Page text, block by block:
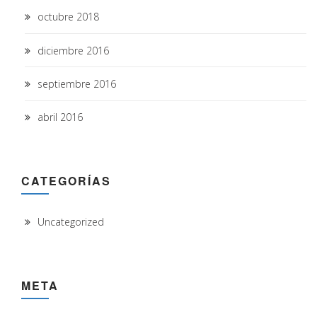
octubre 2018
diciembre 2016
septiembre 2016
abril 2016
CATEGORÍAS
Uncategorized
META